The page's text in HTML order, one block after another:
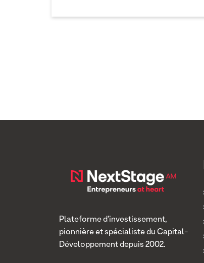
Plateforme d’investissement,
pionnière et spécialiste du Capital-
Développement depuis 2002.